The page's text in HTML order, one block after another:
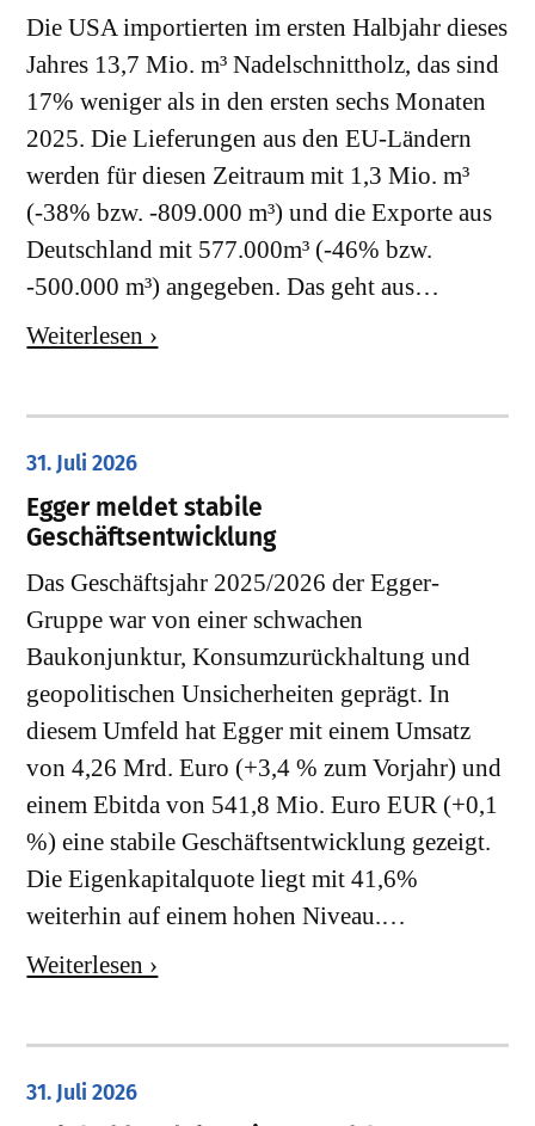
Die USA importierten im ersten Halbjahr dieses
Jahres 13,7 Mio. m³ Nadelschnittholz, das sind
17% weniger als in den ersten sechs Monaten
2025. Die Lieferungen aus den EU-Ländern
werden für diesen Zeitraum mit 1,3 Mio. m³
(-38% bzw. -809.000 m³) und die Exporte aus
Deutschland mit 577.000m³ (-46% bzw.
-500.000 m³) angegeben. Das geht aus…
Weiterlesen ›
31. Juli 2026
Egger meldet stabile
Geschäftsentwicklung
Das Geschäftsjahr 2025/2026 der Egger-
Gruppe war von einer schwachen
Baukonjunktur, Konsumzurückhaltung und
geopolitischen Unsicherheiten geprägt. In
diesem Umfeld hat Egger mit einem Umsatz
von 4,26 Mrd. Euro (+3,4 % zum Vorjahr) und
einem Ebitda von 541,8 Mio. Euro EUR (+0,1
%) eine stabile Geschäftsentwicklung gezeigt.
Die Eigenkapitalquote liegt mit 41,6%
weiterhin auf einem hohen Niveau.…
Weiterlesen ›
31. Juli 2026